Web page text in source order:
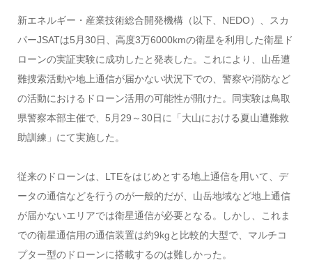
新エネルギー・産業技術総合開発機構（以下、NEDO）、スカ
パーJSATは5月30日、高度3万6000kmの衛星を利用した衛星ド
ローンの実証実験に成功したと発表した。これにより、山岳遭
難捜索活動や地上通信が届かない状況下での、警察や消防など
の活動におけるドローン活用の可能性が開けた。同実験は鳥取
県警察本部主催で、5月29～30日に「大山における夏山遭難救
助訓練」にて実施した。
従来のドローンは、LTEをはじめとする地上通信を用いて、デ
ータの通信などを行うのが一般的だが、山岳地域など地上通信
が届かないエリアでは衛星通信が必要となる。しかし、これま
での衛星通信用の通信装置は約9kgと比較的大型で、マルチコ
プター型のドローンに搭載するのは難しかった。